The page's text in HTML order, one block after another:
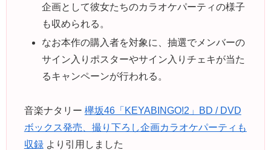
企画として彼女たちのカラオケパーティの様子
も収められる。
なお本作の購入者を対象に、抽選でメンバーの
サイン入りポスターやサイン入りチェキが当た
るキャンペーンが行われる。
音楽ナタリー 欅坂46「KEYABINGO!2」BD / DVD
ボックス発売、撮り下ろし企画カラオケパーティも
収録より引用しました